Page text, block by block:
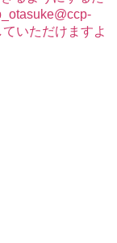
いただけますよ